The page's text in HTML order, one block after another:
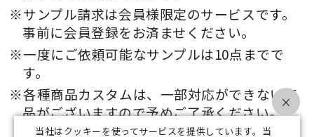
※サンプル請求は会員様限定のサービスです。
事前に会員登録をお済ませください。
※一度にご依頼可能なサンプルは10点までで
す。
※各種商品カスタムは、一部対応ができない商
品がございますので予めご了承ください。
当社はクッキーを使ってサービスを提供しています。当
×